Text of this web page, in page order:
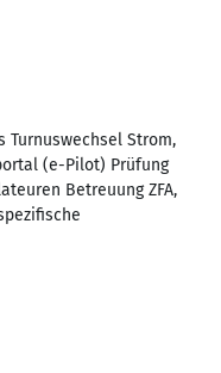
Turnuswechsel Strom,
(e-Pilot) Prüfung
Betreuung ZFA,